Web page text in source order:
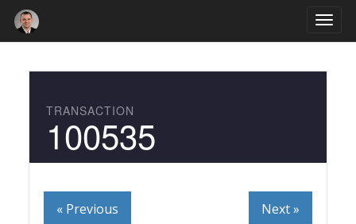
TRANSACTION
100535
« Previous Next »